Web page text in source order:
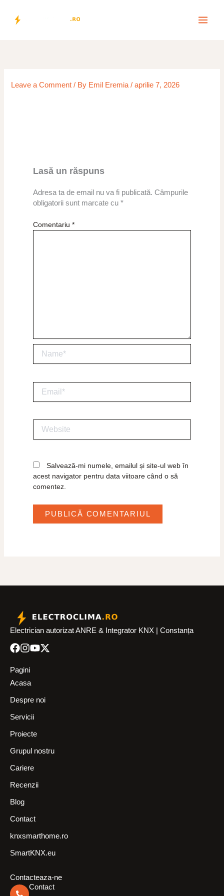
content
Leave a Comment / By Emil Eremia/aprilie 7, 2026
Lasă un răspuns
Adresa ta de email nu va fi publicată. Câmpurile
obligatorii sunt marcate cu*
Comentariu*
Salvează-mi numele, emailul și site-ul web în
acest navigator pentru data viitoare când o să
comentez.
Electrician autorizat ANRE & Integrator KNX | Constanța
Pagini
Acasa
Despre noi
Servicii
Proiecte
Grupul nostru
Cariere
Recenzii
Blog
Contact
knxsmarthome.ro
SmartKNX.eu
Contacteaza-ne
Contact